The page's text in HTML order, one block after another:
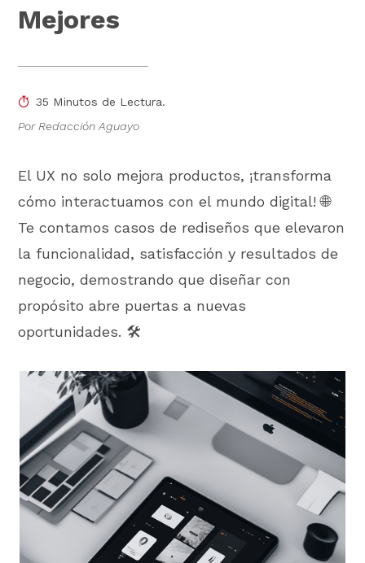
Mejores
35 Minutos de Lectura.
Por Redacción Aguayo
El UX no solo mejora productos, ¡transforma
cómo interactuamos con el mundo digital! 🌐
Te contamos casos de rediseños que elevaron
la funcionalidad, satisfacción y resultados de
negocio, demostrando que diseñar con
propósito abre puertas a nuevas
oportunidades. 🛠️